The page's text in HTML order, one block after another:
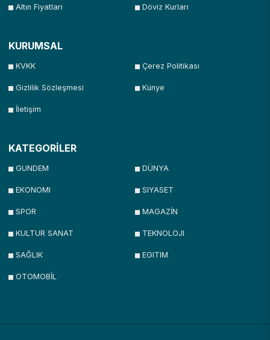
Altın Fiyatları Döviz Kurları
KURUMSAL
KVKK Çerez Politikası
Gizlilik Sözleşmesi Künye
İletişim
KATEGORİLER
GUNDEM DÜNYA
EKONOMI SIYASET
SPOR MAGAZİN
KULTUR SANAT TEKNOLOJI
SAĞLIK EGITIM
OTOMOBİL